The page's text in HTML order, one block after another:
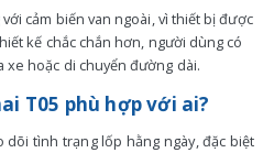
cảm biến van ngoài, vì thiết bị được
kế chắc chắn hơn, người dùng có
xe hoặc di chuyển đường dài.
T05 phù hợp với ai?
dõi tình trạng lốp hằng ngày, đặc biệt